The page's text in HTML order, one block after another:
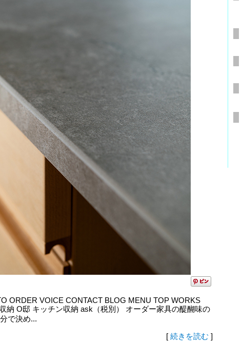
ORDER VOICE CONTACT BLOG MENU TOP WORKS
納 O邸 キッチン収納 ask（税別） オーダー家具の醍醐味の
で決め...
[ 続きを読む ]